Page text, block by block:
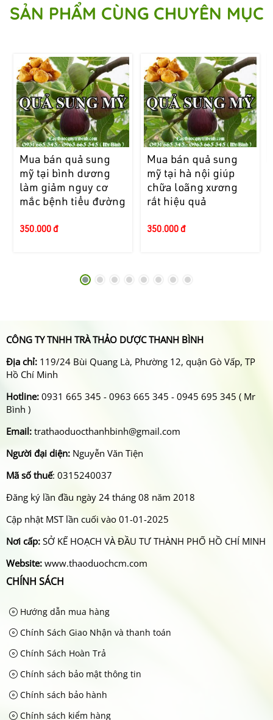
SẢN PHẨM CÙNG CHUYÊN MỤC
Mua bán quả sung
mỹ tại bình dương
làm giảm nguy cơ
mắc bệnh tiểu đường
350.000 đ
Mua bán quả sung
mỹ tại hà nội giúp
chữa loãng xương
rất hiệu quả
350.000 đ
CÔNG TY TNHH TRÀ THẢO DƯỢC THANH BÌNH
Địa chỉ: 119/24 Bùi Quang Là, Phường 12, quận Gò Vấp, TP
Hồ Chí Minh
Hotline: 0931 665 345 - 0963 665 345 - 0945 695 345 ( Mr
Bình )
Email: trathaoduocthanhbinh@gmail.com
Người đại diện: Nguyễn Văn Tiện
Mã số thuế: 0315240037
Đăng ký lần đầu ngày 24 tháng 08 năm 2018
Cập nhật MST lần cuối vào 01-01-2025
Nơi cấp: SỞ KẾ HOẠCH VÀ ĐẦU TƯ THÀNH PHỐ HỒ CHÍ MINH
Website: www.thaoduochcm.com
CHÍNH SÁCH
Hướng dẫn mua hàng
Chính Sách Giao Nhận và thanh toán
Chính Sách Hoàn Trả
Chính sách bảo mật thông tin
Chính sách bảo hành
Chính sách kiểm hàng